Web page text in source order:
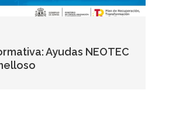
Ayudas NEOTEC